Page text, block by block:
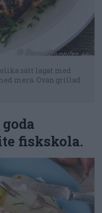
sätt lagat med
mera. Ovan grillad
fiskskola.